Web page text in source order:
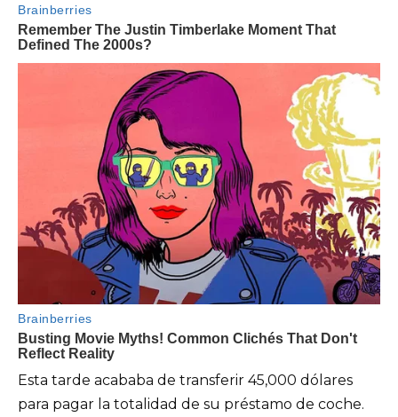
Esta tarde acababa de transferir 45,000 dólares
para pagar la totalidad de su préstamo de coche.